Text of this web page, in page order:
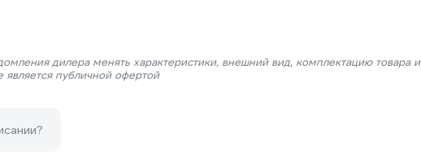
дилера менять характеристики, внешний вид, комплектацию товара и
является публичной офертой